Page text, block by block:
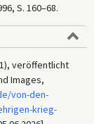
S. 160–68.
veröffentlicht
Images,
von-den-
krieg-